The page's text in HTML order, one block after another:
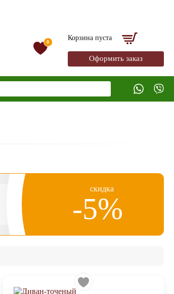
0
Корзина пуста
Оформить заказ
скидка
-5%